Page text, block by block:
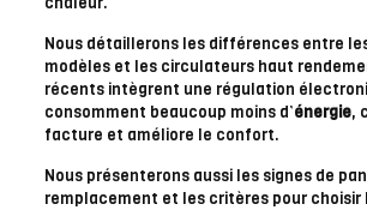
Nous détaillerons les différences entre
modèles et les circulateurs haut
récents intègrent une régulation
consomment beaucoup moins d’énergie,
facture et améliore le confort.
Nous présenterons aussi les signes de
remplacement et les critères pour choisir